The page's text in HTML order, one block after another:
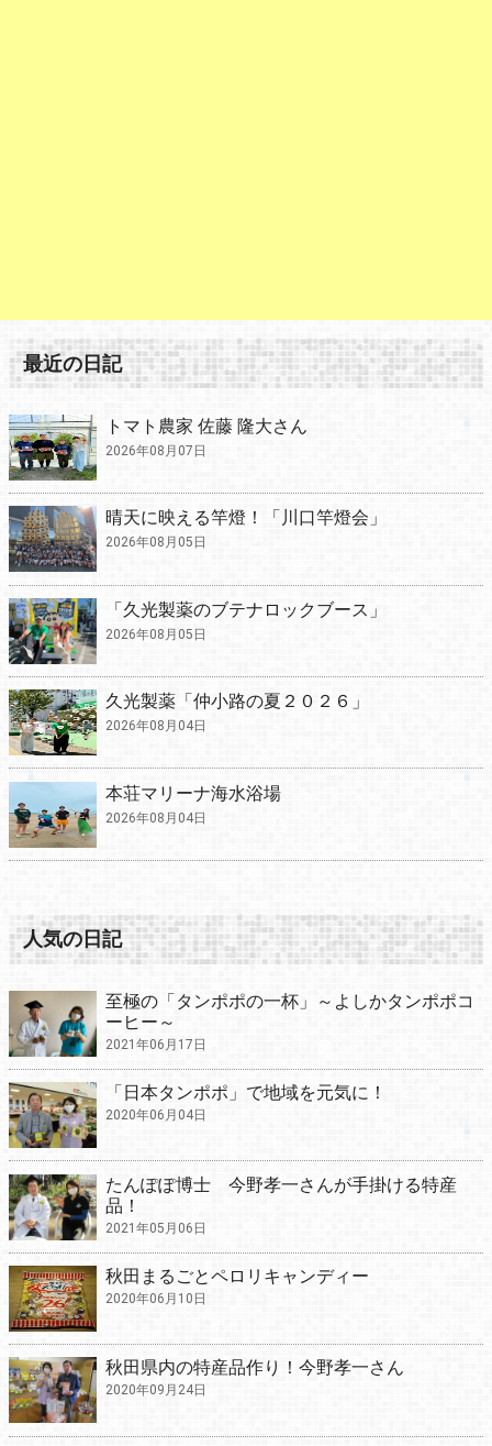
最近の日記
トマト農家 佐藤 隆大さん
2026年08月07日
晴天に映える竿燈！「川口竿燈会」
2026年08月05日
「久光製薬のブテナロックブース」
2026年08月05日
久光製薬「仲小路の夏２０２６」
2026年08月04日
本荘マリーナ海水浴場
2026年08月04日
人気の日記
至極の「タンポポの一杯」～よしかタンポポコ
ーヒー～
2021年06月17日
「日本タンポポ」で地域を元気に！
2020年06月04日
たんぽぽ博士 今野孝一さんが手掛ける特産
品！
2021年05月06日
秋田まるごとペロリキャンディー
2020年06月10日
秋田県内の特産品作り！今野孝一さん
2020年09月24日